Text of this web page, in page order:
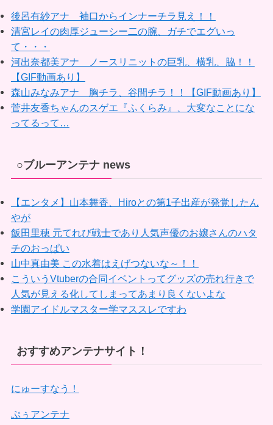
後呂有紗アナ 袖口からインナーチラ見え！！
清宮レイの肉厚ジューシー二の腕、ガチでエグいっ
て・・・
河出奈都美アナ ノースリニットの巨乳、横乳、脇！！
【GIF動画あり】
森山みなみアナ 胸チラ、谷間チラ！！【GIF動画あり】
菅井友香ちゃんのスゲエ『ふくらみ』、大変なことにな
ってるって…
○ブルーアンテナ news
【エンタメ】山本舞香、Hiroとの第1子出産が発覚したん
やが
飯田里穂 元てれび戦士であり人気声優のお嬢さんのハタ
チのおっぱい
山中真由美 この水着はえげつないな～！！
こういうVtuberの合同イベントってグッズの売れ行きで
人気が見える化してしまってあまり良くないよな
学園アイドルマスター学マススレですわ
おすすめアンテナサイト！
にゅーすなう！
ぷぅアンテナ